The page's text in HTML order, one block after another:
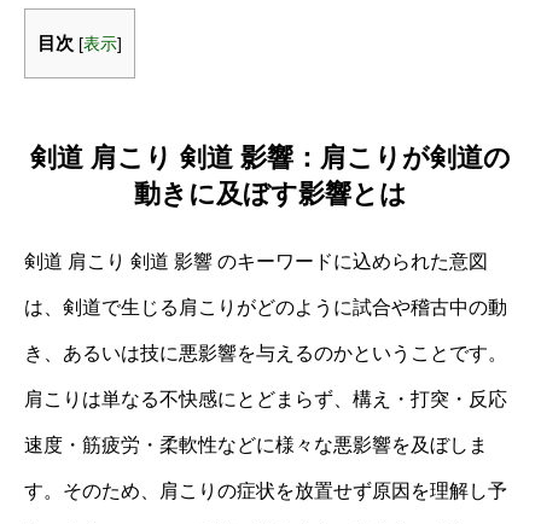
目次 [表示]
剣道 肩こり 剣道 影響：肩こりが剣道の
動きに及ぼす影響とは
剣道 肩こり 剣道 影響 のキーワードに込められた意図
は、剣道で生じる肩こりがどのように試合や稽古中の動
き、あるいは技に悪影響を与えるのかということです。
肩こりは単なる不快感にとどまらず、構え・打突・反応
速度・筋疲労・柔軟性などに様々な悪影響を及ぼしま
す。そのため、肩こりの症状を放置せず原因を理解し予